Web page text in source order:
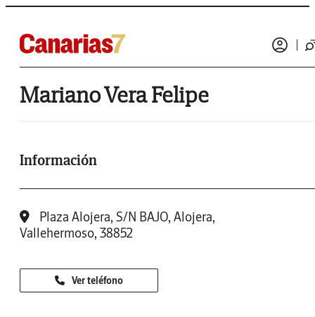
Mariano Vera Felipe
Información
Plaza Alojera, S/N BAJO, Alojera,
Vallehermoso, 38852
Ver teléfono